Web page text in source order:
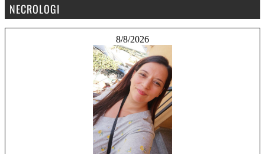
NECROLOGI
8/8/2026